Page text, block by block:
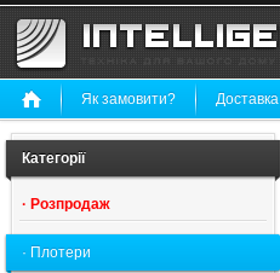
Як замовити? Доставка
Категорії
· Розпродаж
· Плотери